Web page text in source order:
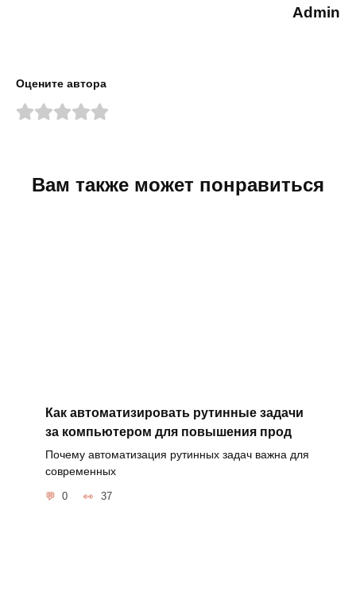
Admin
Оцените автора
Вам также может понравиться
Как автоматизировать рутинные задачи
за компьютером для повышения прод
Почему автоматизация рутинных задач важна для
современных
0 37